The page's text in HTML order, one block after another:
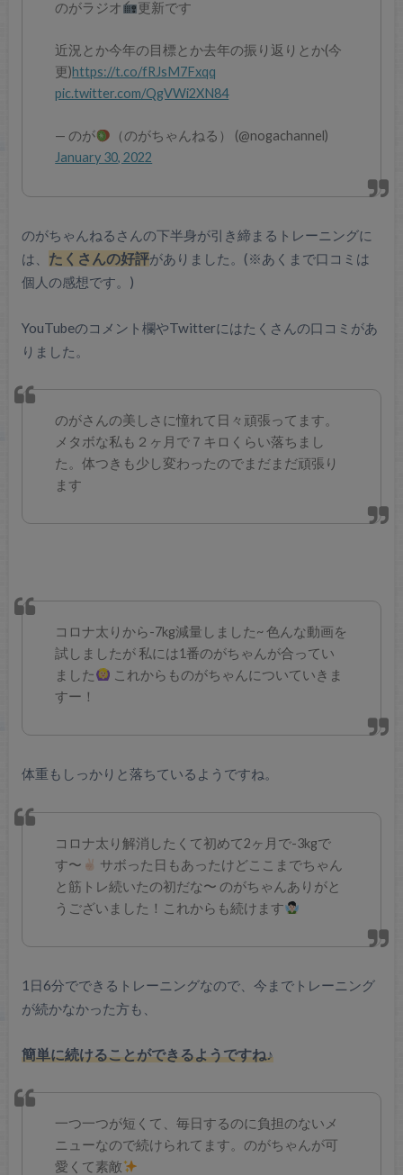
のがラジオ 更新です
近況とか今年の目標とか去年の振り返りとか(今
更)https://t.co/fRJsM7Fxqq
pic.twitter.com/QgVWi2XN84
— のが
（のがちゃんねる） (@nogachannel)
January 30, 2022
のがちゃんねるさんの下半身が引き締まるトレーニングに
は、 たくさんの好評がありました。(※あくまで口コミは
個人の感想です。)
YouTubeのコメント欄やTwitterにはたくさんの口コミがあ
りました。
のがさんの美しさに憧れて日々頑張ってます。
メタボな私も２ヶ月で７キロくらい落ちまし
た。体つきも少し変わったのでまだまだ頑張り
ます
コロナ太りから-7kg減量しました~色んな動画を
試しましたが 私には1番のがちゃんが合ってい
ました
これからものがちゃんについていきま
すー！
体重もしっかりと落ちているようですね。
コロナ太り解消したくて初めて2ヶ月で-3kgで
す〜
サボった日もあったけどここまでちゃん
と筋トレ続いたの初だな〜 のがちゃんありがと
うございました！これからも続けます
1日6分でできるトレーニングなので、今までトレーニング
が続かなかった方も、
簡単に続けることができるようですね♪
一つ一つが短くて、毎日するのに負担のないメ
ニューなので続けられてます。のがちゃんが可
愛くて素敵